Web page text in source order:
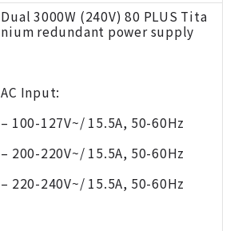
Dual 3000W (240V) 80 PLUS Tita
nium redundant power supply
AC Input:
– 100-127V~/ 15.5A, 50-60Hz
– 200-220V~/ 15.5A, 50-60Hz
– 220-240V~/ 15.5A, 50-60Hz